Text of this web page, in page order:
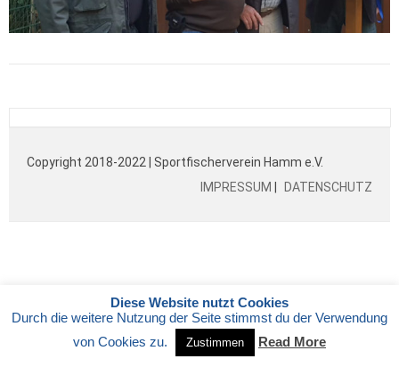
Copyright 2018-2022 | Sportfischerverein Hamm e.V.
IMPRESSUM
DATENSCHUTZ
Diese Website nutzt Cookies
Durch die weitere Nutzung der Seite stimmst du der Verwendung
von Cookies zu.
Zustimmen Read More